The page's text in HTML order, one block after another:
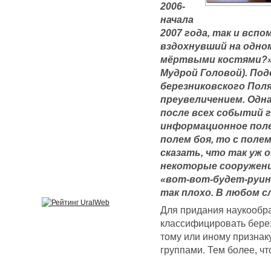
2006-
начала
2007 года, так и
вздохнувший на
мёртвыми
Мудрой Головой).
березниковского
преувеличением.
после всех событий
информационное
полем боя, то с
сказать, что так уж
некоторые
«вот-вот-будет-
так плохо. В любом
Для придания
классифицировать
тому или иному
группами. Тем более,